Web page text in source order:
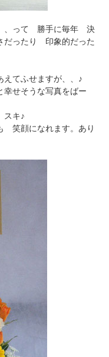
、って 勝手に毎年 決
だったり 印象的だった
えてふせますが、、♪
せそうな写真をばー
キ♪
笑顔になれます。あり